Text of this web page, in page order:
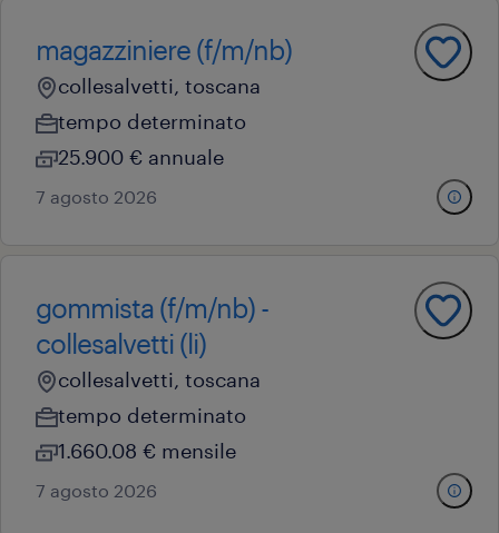
magazziniere ​(f/m/nb)
collesalvetti, toscana
tempo determinato
25.900 € annuale
7 agosto 2026
gommista (f/m/nb) -
collesalvetti (li)
collesalvetti, toscana
tempo determinato
1.660.08 € mensile
7 agosto 2026